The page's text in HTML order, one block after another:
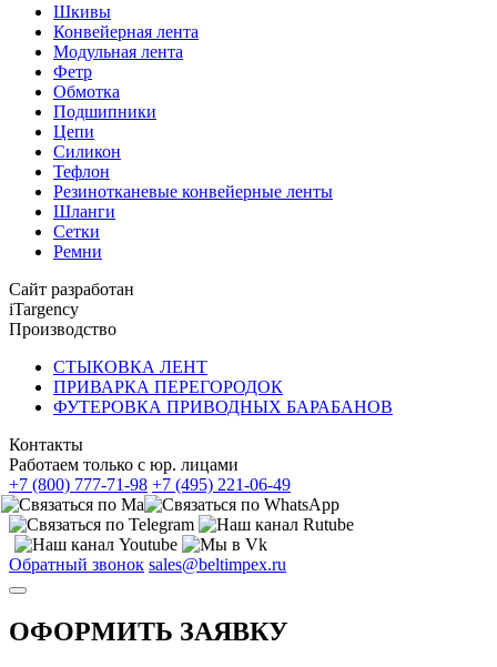
Шкивы
Конвейерная лента
Модульная лента
Фетр
Обмотка
Подшипники
Цепи
Силикон
Тефлон
Резинотканевые конвейерные ленты
Шланги
Сетки
Ремни
Сайт разработан
iTargency
Производство
СТЫКОВКА ЛЕНТ
ПРИВАРКА ПЕРЕГОРОДОК
ФУТЕРОВКА ПРИВОДНЫХ БАРАБАНОВ
Контакты
Работаем только с юр. лицами
+7 (800) 777-71-98 +7 (495) 221-06-49
Обратный звонок sales@beltimpex.ru
ОФОРМИТЬ ЗАЯВКУ